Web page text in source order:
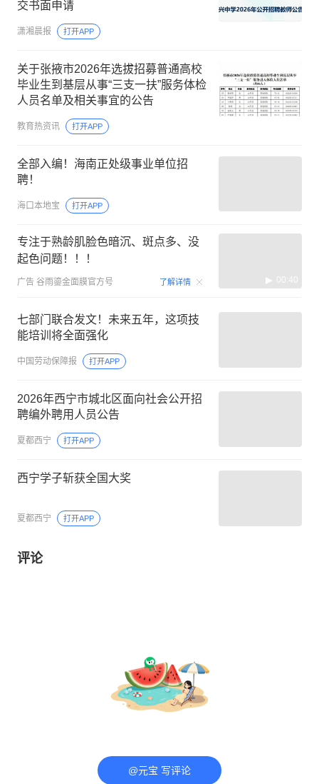
交书面申请
潇湘晨报 打开APP
关于张掖市2026年选拔招募普通高校
毕业生到基层从事“三支一扶”服务体检
人员名单及相关事宜的公告
教育热资讯 打开APP
全部入编！海南正处级事业单位招
聘！
海口本地宝 打开APP
专注于熟龄肌脸色暗沉、斑点多、没
起色问题！！！
广告 谷雨鎏金面膜官方号 了解详情 00:40
七部门联合发文！未来五年，这项技
能培训将全面强化
中国劳动保障报 打开APP
2026年西宁市城北区面向社会公开招
聘编外聘用人员公告
夏都西宁 打开APP
西宁学子斩获全国大奖
夏都西宁 打开APP
评论
@元宝 写评论